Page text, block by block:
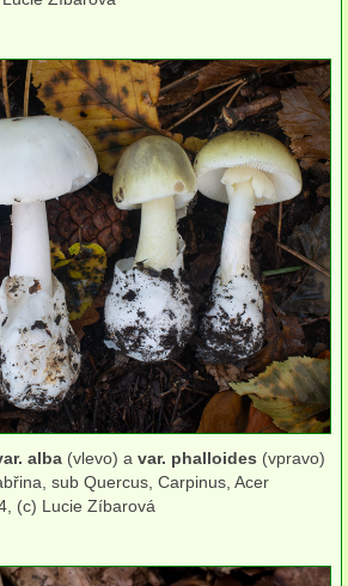
alba (vlevo) a var. phalloides (vpravo)
sub Quercus, Carpinus, Acer
(c) Lucie Zíbarová